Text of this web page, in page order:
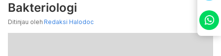
Bakteriologi
Ditinjau oleh Redaksi Halodoc